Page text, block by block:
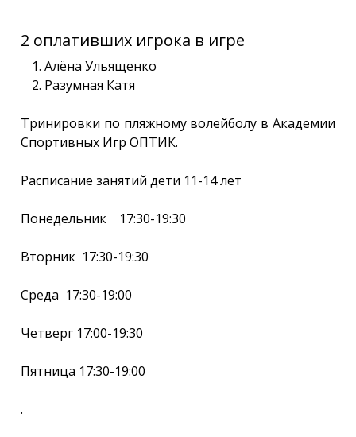
2 оплативших игрока в игре
Алёна Ульященко
Разумная Катя
Тринировки по пляжному волейболу в Академии
Спортивных Игр ОПТИК.
Расписание занятий дети 11-14 лет
Понедельник 17:30-19:30
Вторник 17:30-19:30
Среда 17:30-19:00
Четверг 17:00-19:30
Пятница 17:30-19:00
.